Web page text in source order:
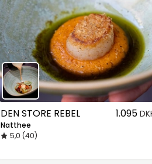
DEN STORE REBEL
Natthee
5,0 (40)
1.095